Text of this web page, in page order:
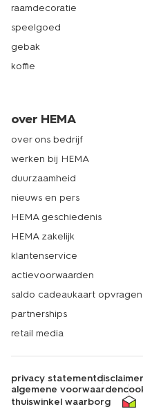
raamdecoratie
speelgoed
gebak
koffie
over HEMA
over ons bedrijf
werken bij HEMA
duurzaamheid
nieuws en pers
HEMA geschiedenis
HEMA zakelijk
klantenservice
actievoorwaarden
saldo cadeaukaart opvragen
partnerships
retail media
privacy statementdisclaimer
algemene voorwaarden
thuiswinkel waarborg